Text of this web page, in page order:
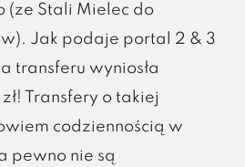
(ze Stali Mielec do
Jak podaje portal 2 & 3
transferu wyniosła
Transfery o takiej
codziennością w
pewno nie są